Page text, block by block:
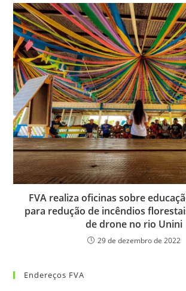
FVA realiza oficinas sobre
para redução de incêndios
de drone no rio Unini
29 de dezembro de 2022
Endereços FVA